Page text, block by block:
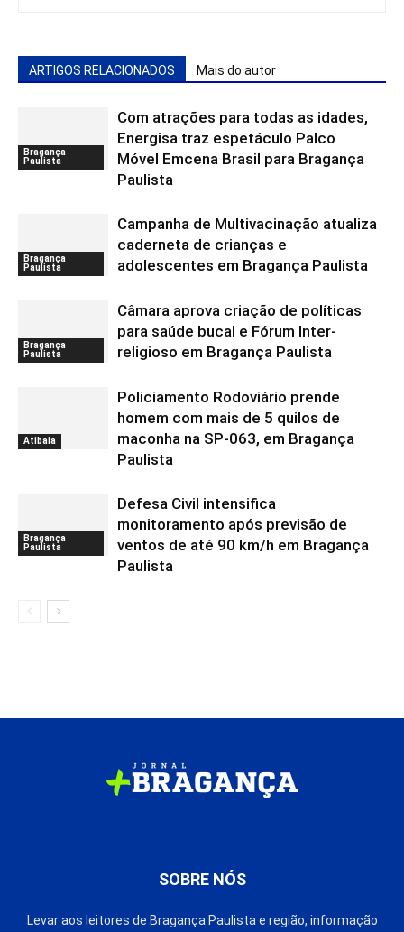
ARTIGOS RELACIONADOS Mais do autor
Bragança
Paulista
Com atrações para todas as idades,
Energisa traz espetáculo Palco
Móvel Emcena Brasil para Bragança
Paulista
Bragança
Paulista
Campanha de Multivacinação atualiza
caderneta de crianças e
adolescentes em Bragança Paulista
Bragança
Paulista
Câmara aprova criação de políticas
para saúde bucal e Fórum Inter-
religioso em Bragança Paulista
Atibaia
Policiamento Rodoviário prende
homem com mais de 5 quilos de
maconha na SP-063, em Bragança
Paulista
Bragança
Paulista
Defesa Civil intensifica
monitoramento após previsão de
ventos de até 90 km/h em Bragança
Paulista
SOBRE NÓS
Levar aos leitores de Bragança Paulista e região, informação